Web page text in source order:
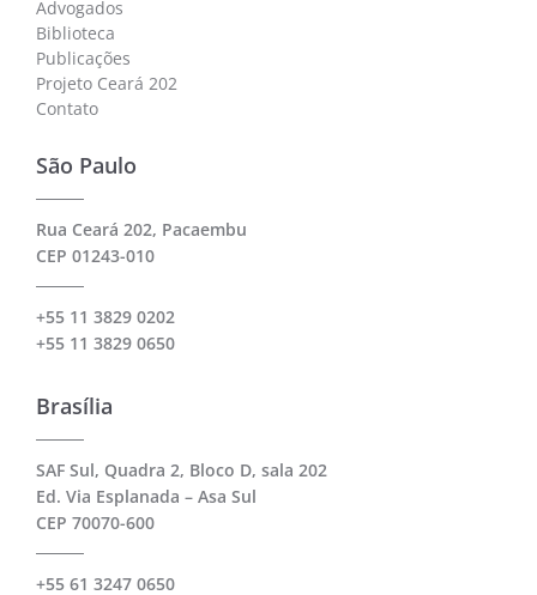
Advogados
Biblioteca
Publicações
Projeto Ceará 202
Contato
São Paulo
Rua Ceará 202, Pacaembu
CEP 01243-010
+55 11 3829 0202
+55 11 3829 0650
Brasília
SAF Sul, Quadra 2, Bloco D, sala 202
Ed. Via Esplanada – Asa Sul
CEP 70070-600
+55 61 3247 0650